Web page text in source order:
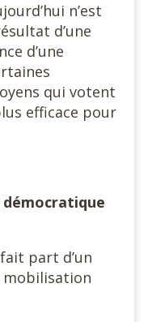
n’est
d’une
d’une
qui votent
efficace pour
démocratique
part d’un
mobilisation